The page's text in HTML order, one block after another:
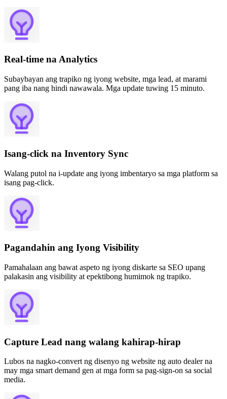
Real-time na Analytics
Subaybayan ang trapiko ng iyong website, mga lead, at marami
pang iba nang hindi nawawala. Mga update tuwing 15 minuto.
Isang-click na Inventory Sync
Walang putol na i-update ang iyong imbentaryo sa mga platform sa
isang pag-click.
Pagandahin ang Iyong Visibility
Pamahalaan ang bawat aspeto ng iyong diskarte sa SEO upang
palakasin ang visibility at epektibong humimok ng trapiko.
Capture Lead nang walang kahirap-hirap
Lubos na nagko-convert ng disenyo ng website ng auto dealer na
may mga smart demand gen at mga form sa pag-sign-on sa social
media.